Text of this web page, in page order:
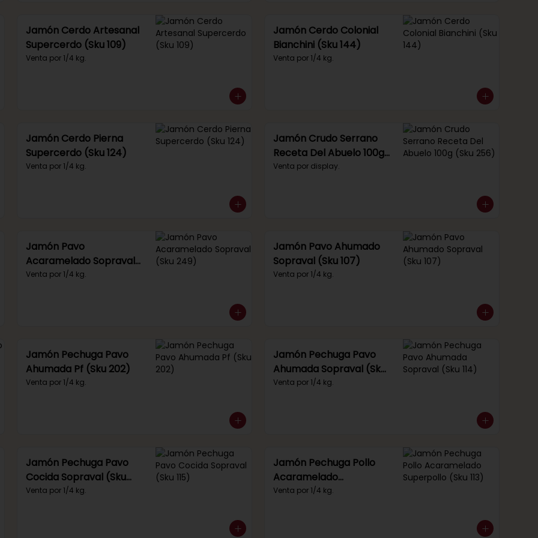
Jamón Cerdo Artesanal
Supercerdo (Sku 109)
Venta por 1/4 kg.
Jamón Cerdo Colonial
Bianchini (Sku 144)
Venta por 1/4 kg.
Jamón Cerdo Pierna
Supercerdo (Sku 124)
Venta por 1/4 kg.
Jamón Crudo Serrano
Receta Del Abuelo 100g
(Sku 256)
Venta por display.
Jamón Pavo
Acaramelado Sopraval
(Sku 249)
Venta por 1/4 kg.
Jamón Pavo Ahumado
Sopraval (Sku 107)
Venta por 1/4 kg.
Jamón Pechuga Pavo
Ahumada Pf (Sku 202)
Venta por 1/4 kg.
Jamón Pechuga Pavo
Ahumada Sopraval (Sku
114)
Venta por 1/4 kg.
Jamón Pechuga Pavo
Cocida Sopraval (Sku
115)
Venta por 1/4 kg.
Jamón Pechuga Pollo
Acaramelado
Superpollo (Sku 113)
Venta por 1/4 kg.